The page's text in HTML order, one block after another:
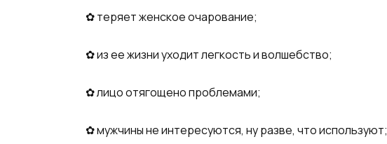
✿ теряет женское очарование;
✿ из ее жизни уходит легкость и волшебство;
✿ лицо отягощено проблемами;
✿ мужчины не интересуются, ну разве, что используют;